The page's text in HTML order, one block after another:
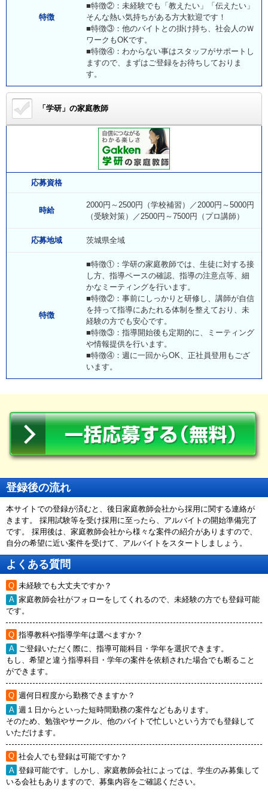
特徴
■特徴②：未経験でも「教えたい」「伝えたい」
そんな熱い気持ちがある方大歓迎です！
■特徴③：他のバイトとの掛け持ち、社会人のＷ
ワークもOKです。
■特徴④：わからない事はスタッフがサポートし
ますので、まずはご登録をお待ちしておりま
す。
「学研」の家庭教師
応募資格
時給
2000円～2500円（学校補習）／2000円～5000円
（受験対策）／2500円～7500円（プロ講師）
応募地域 茨城県全域
特徴
■特徴①：学研の家庭教師では、生徒に対する接
し方、指導ペースの確認、指導の注意点等、細
かなミーティングを行います。
■特徴②：事前にしっかりと研修し、講師が自信
を持って指導にあたれる体制を整えており、未
経験の方でも安心です。
■特徴③：指導開始後も定期的に、ミーティング
や情報提供を行います。
■特徴④：週に一回からOK、正社員登用もござ
います。
登録後の流れ
本サイトでの登録が済むと、後日家庭教師会社から採用に関する連絡が
きます。 採用試験等を受け採用に至ったら、アルバイトの開始準備完了
です。 採用後は、家庭教師会社から様々な案件の紹介がありますので、
自分の希望に近い案件を受けて、アルバイトをスタートしましょう。
よくある質問
未経験でも大丈夫ですか？
家庭教師会社がフォローをしてくれるので、未経験の方でも登録可能
です。
指導教科や指導学年は選べますか？
ご登録いただく際に、指導可能科目・学年を選択できます。
もし、希望と違う指導科目・学年の案件を依頼された場合でも断ること
ができます。
週何日程度から勤務できますか？
週１日からといった短時間勤務の案件などもあります。
そのため、勉強やサークル、他のバイトで忙しいという方でも登録して
いただけます。
社会人でも登録は可能ですか？
登録可能です。しかし、家庭教師会社によっては、学生のみ募集して
いる会社もありますので、募集内容をご確認ください。